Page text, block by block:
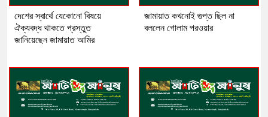
দেশের স্বার্থে যেকোনো বিষয়ে
ঐক্যবদ্ধ থাকতে প্রস্তুত
জানিয়েছেন জামায়াত আমির
জামায়াত কখনোই গুপ্ত ছিল না
বললেন গোলাম পরওয়ার